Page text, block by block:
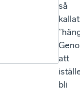
så
kallat
att
bli